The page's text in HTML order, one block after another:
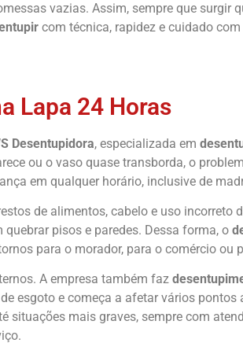
vazias. Assim, sempre que surgir
com técnica, rapidez e cuidado com
Lapa 24 Horas
Desentupidora, especializada em
ou o vaso quase transborda, o
em qualquer horário, inclusive de
de alimentos, cabelo e uso incorreto
quebrar pisos e paredes. Dessa forma, o
para o morador, para o comércio ou
A empresa também faz
esgoto e começa a afetar vários
situações mais graves, sempre com